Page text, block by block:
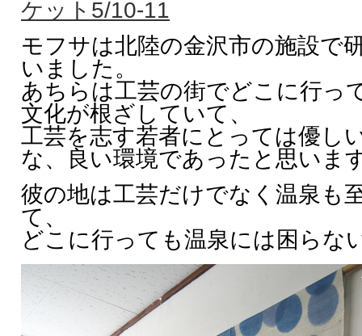
モフサは北陸の金沢市の施設で
いました。
あちらは工芸の街でどこに行っ
文化が根ざしていて、
工芸を志す若者にとっては優し
な、良い環境であったと思いま
彼の地は工芸だけでなく温泉も
て、
どこに行っても温泉には困らな